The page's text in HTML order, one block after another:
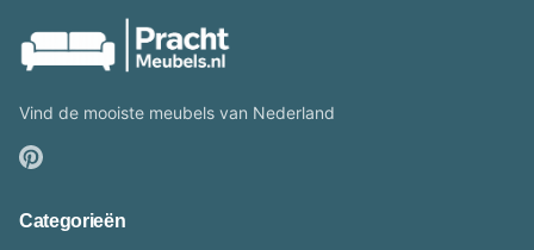
Vind de mooiste meubels van Nederland
Categorieën